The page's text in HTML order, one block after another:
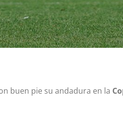
buen pie su andadura en la